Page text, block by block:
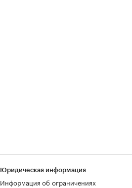
Юридическая информация
Информация об ограничениях